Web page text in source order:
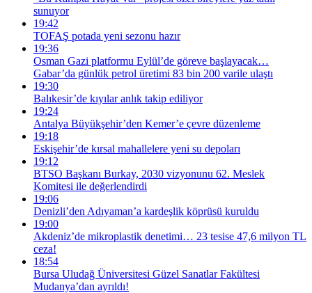
sunuyor
19:42
TOFAŞ potada yeni sezonu hazır
19:36
Osman Gazi platformu Eylül’de göreve başlayacak…
Gabar’da günlük petrol üretimi 83 bin 200 varile ulaştı
19:30
Balıkesir’de kıyılar anlık takip ediliyor
19:24
Antalya Büyükşehir’den Kemer’e çevre düzenleme
19:18
Eskişehir’de kırsal mahallelere yeni su depoları
19:12
BTSO Başkanı Burkay, 2030 vizyonunu 62. Meslek
Komitesi ile değerlendirdi
19:06
Denizli’den Adıyaman’a kardeşlik köprüsü kuruldu
19:00
Akdeniz’de mikroplastik denetimi… 23 tesise 47,6 milyon TL
ceza!
18:54
Bursa Uludağ Üniversitesi Güzel Sanatlar Fakültesi
Mudanya’dan ayrıldı!